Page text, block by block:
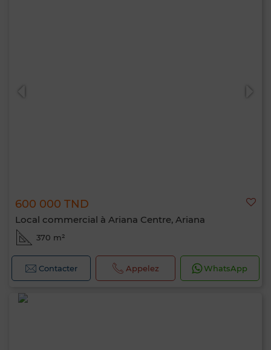
600 000 TND
Local commercial à Ariana Centre, Ariana
370 m²
Contacter Appelez WhatsApp